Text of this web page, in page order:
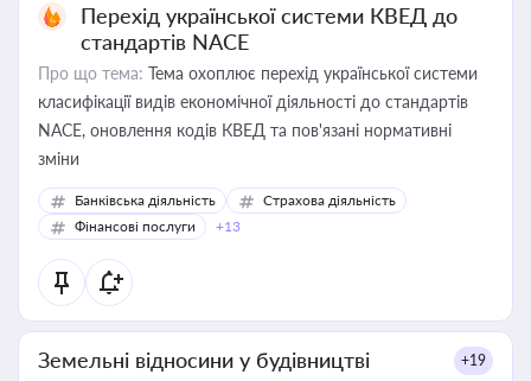
Перехід української системи КВЕД до
стандартів NACE
Про що тема: Тема охоплює перехід української системи
класифікації видів економічної діяльності до стандартів
NACE, оновлення кодів КВЕД та пов'язані нормативні
зміни
Банківська діяльність
Страхова діяльність
Фінансові послуги
+13
Земельні відносини у будівництві +19